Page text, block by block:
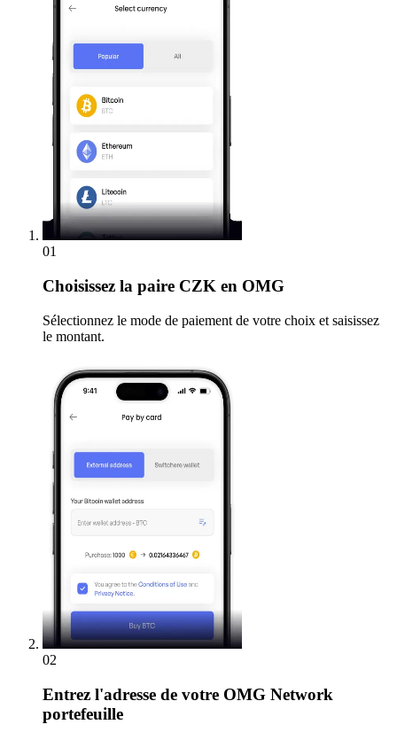
01
Choisissez la paire CZK en OMG
Sélectionnez le mode de paiement de votre choix et saisissez
le montant.
02
Entrez l'adresse de votre OMG Network
portefeuille